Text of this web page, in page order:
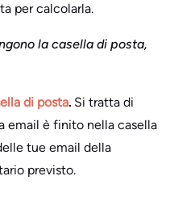
per calcolarla.
la casella di posta,
di posta. Si tratta di
email è finito nella casella
tue email della
previsto.